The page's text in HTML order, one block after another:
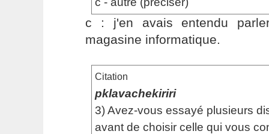
c : j'en avais entendu
magasine informatique.
Citation
pklavachekiriri
3) Avez-vous essayé plusieurs
avant de choisir celle qui vous